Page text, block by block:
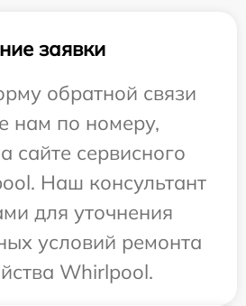
заявки
обратной связи
нам по номеру,
сайте сервисного
Наш консультант
для уточнения
условий ремонта
Whirlpool.